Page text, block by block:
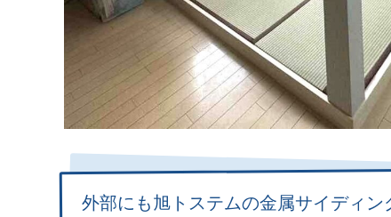
外部にも旭トステムの金属サイディ